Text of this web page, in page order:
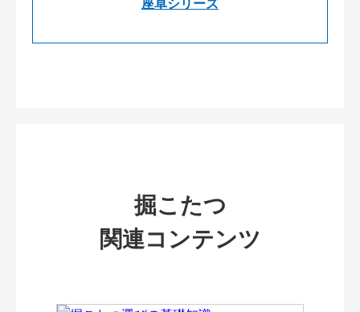
座卓シリーズ
掘こたつ
関連コンテンツ